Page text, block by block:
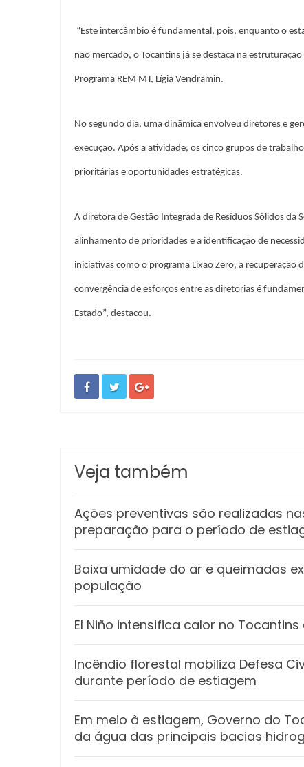
“Este intercâmbio é fundamental, pois, enquanto o
não mercado, o Tocantins já se destaca na
Programa REM MT, Lígia Vendramin.
No segundo dia, uma dinâmica envolveu diretores e
execução. Após a atividade, os cinco grupos de
prioritárias e oportunidades estratégicas.
A diretora de Gestão Integrada de Resíduos Sólidos
alinhamento de prioridades e a identificação de
iniciativas como o programa Lixão Zero, a recuperação
convergência de esforços entre as diretorias é
Estado”, destacou.
Veja também
Ações preventivas são realizadas
preparação para o período de
Baixa umidade do ar e queimadas
população
El Niño intensifica calor no
Incêndio florestal mobiliza Defesa
durante período de estiagem
Em meio à estiagem, Governo do
da água das principais bacias